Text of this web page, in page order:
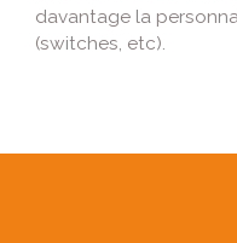
davantage la
(switches, etc).